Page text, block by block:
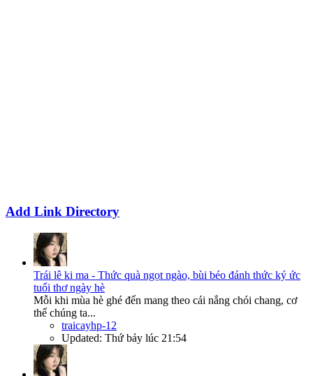
Add Link Directory
Trái lê ki ma - Thức quà ngọt ngào, bùi béo đánh thức ký ức
tuổi thơ ngày hè
Mỗi khi mùa hè ghé đến mang theo cái nắng chói chang, cơ
thể chúng ta...
traicayhp-12
Updated: Thứ bảy lúc 21:54